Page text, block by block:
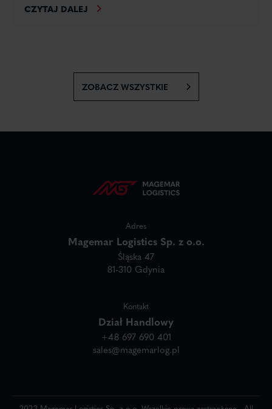
CZYTAJ DALEJ
ZOBACZ WSZYSTKIE
Adres
Magemar Logistics Sp. z o.o.
Śląska 47
81-310 Gdynia
Kontakt
Dział Handlowy
+48 697 690 401
sales@magemarlog.pl